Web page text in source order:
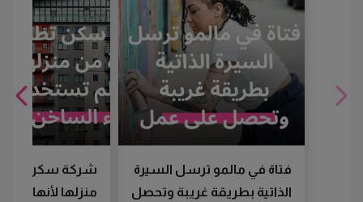
فتاة في مالمو ترسل السيرة
الذاتية بطريقة غريبة وتحصل
شركة سكن
منزلها لأنها لم